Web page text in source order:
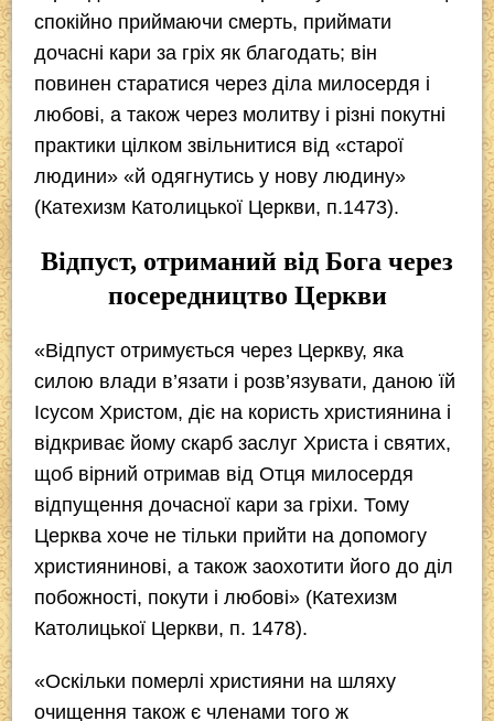
спокійно приймаючи смерть, приймати
дочасні кари за гріх як благодать; він
повинен старатися через діла милосердя і
любові, а також через молитву і різні покутні
практики цілком звільнитися від «старої
людини» «й одягнутись у нову людину»
(Катехизм Католицької Церкви, п.1473).
Відпуст, отриманий від Бога через
посередництво Церкви
«Відпуст отримується через Церкву, яка
силою влади в’язати і роз­в’язувати, даною їй
Ісусом Христом, діє на користь християнина і
відкриває йому скарб заслуг Христа і святих,
щоб вірний отримав від Отця милосердя
відпущення дочасної кари за гріхи. Тому
Церква хоче не тільки прийти на допомогу
християнинові, а також заохотити його до діл
побожності, покути і любові» (Катехизм
Католицької Церкви, п. 1478).
«Оскільки померлі християни на шляху
очищення також є членами того ж